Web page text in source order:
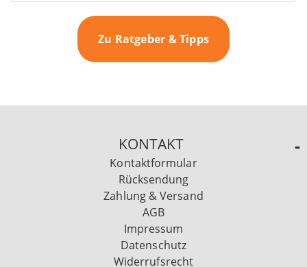
Zu Ratgeber & Tipps
KONTAKT
Kontaktformular
Rücksendung
Zahlung & Versand
AGB
Impressum
Datenschutz
Widerrufsrecht